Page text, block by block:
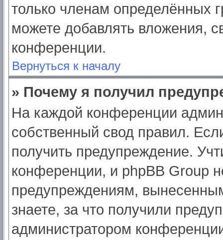
только членам определённых
можете добавлять вложения,
конференции.
Вернуться к началу
» Почему я получил
На каждой конференции
собственный свод правил.
получить предупреждение.
конференции, и phpBB Group
предупреждениям,
знаете, за что получили
администратором